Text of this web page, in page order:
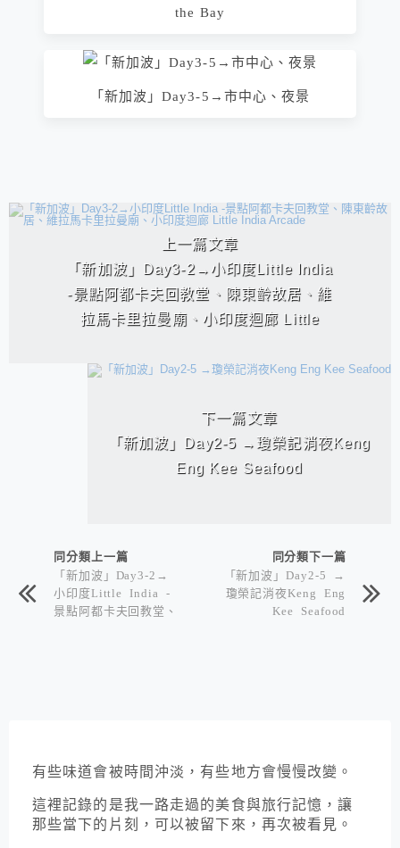
the Bay
「新加波」Day3-5→市中心、夜景
相連文章
上一篇文章
「新加波」Day3-2→小印度Little India
-景點阿都卡夫回教堂、陳東齡故居、維
拉馬卡里拉曼廟、小印度迴廊 Little
下一篇文章
「新加波」Day2-5 →瓊榮記消夜Keng
Eng Kee Seafood
同分類上一篇
「新加波」Day3-2→
小印度Little India -
景點阿都卡夫回教堂、
同分類下一篇
「新加波」Day2-5 →
瓊榮記消夜Keng Eng
Kee Seafood
有些味道會被時間沖淡，有些地方會慢慢改變。
這裡記錄的是我一路走過的美食與旅行記憶，讓
那些當下的片刻，可以被留下來，再次被看見。